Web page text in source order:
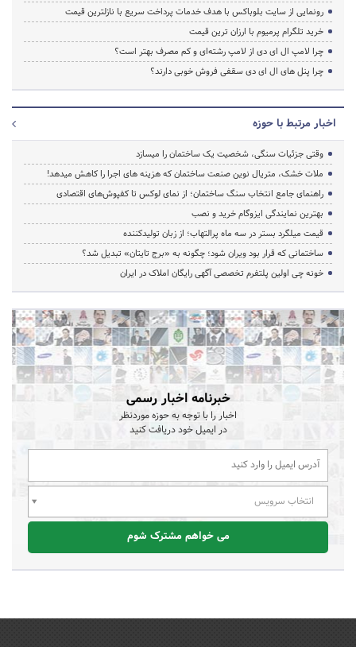
رونمایی از سایت بلوباکس با هدف خدمات پرداخت سریع با نازلترین قیمت
خرید تلگرام پرمیوم با ارزان ترین قیمت
چرا لامپ ال ای دی از لامپ رشته‌ای و کم مصرف بهتر است؟
چرا پنل های ال ای دی سقفی فروش خوبی دارند؟
اخبار مرتبط با حوزه
وقتی جزئیات سنگی، شخصیت یک ساختمان را میسازد
ملات خشک، متریال نوین صنعت ساختمان که هزینه‌ های اجرا را کاهش میدهد!
راهنمای جامع انتخاب سنگ ساختمان؛ از نمای لوکس تا کفپوش‌های اقتصادی
بهترین نمایندگی ایزوگام خرید و نصب
قیمت میلگرد بستر در سه ماه پرالتهاب؛ از زبان تولیدکننده
ساختمانی که قرار بود ویران شود؛ چگونه به «برج تایتان» تبدیل شد؟
خونه چی اولین پلتفرم تخصصی آگهی رایگان املاک در ایران
خبرنامه اخبار رسمی
اخبار را با توجه به حوزه موردنظر
در ایمیل خود دریافت کنید
انتخاب سرویس
می خواهم مشترک شوم